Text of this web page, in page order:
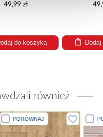
49,99 zł
do koszyka
również